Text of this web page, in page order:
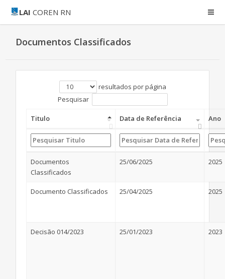
LAI COREN RN
Documentos Classificados
resultados por página
Pesquisar
Titulo Data de Referência Ano
Documentos
Classificados
25/06/2025 2025
Documento Classificados 25/04/2025 2025
Decisão 014/2023 25/01/2023 2023